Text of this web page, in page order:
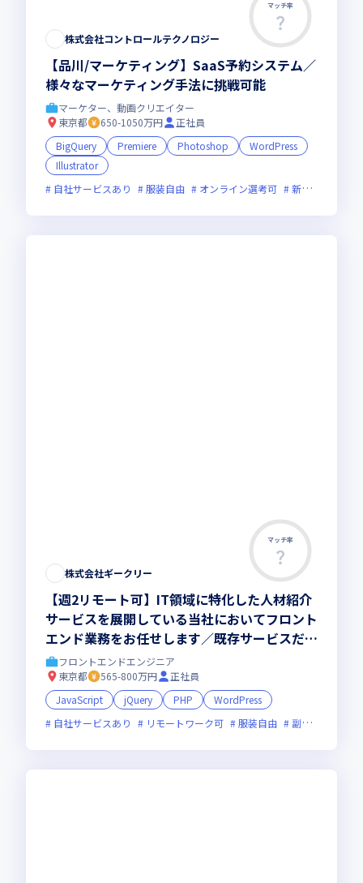
マッチ率
株式会社コントロールテクノロジー
【品川/マーケティング】SaaS予約システム／
様々なマーケティング手法に挑戦可能
マーケター、動画クリエイター
東京都
650-1050万円
正社員
BigQuery
Premiere Photoshop
WordPress
Illustrator
自社サービスあり
服装自由 オンライン選考可 新技術に積極的
マッチ率
株式会社ギークリー
【週2リモート可】IT領域に特化した人材紹介
サービスを展開している当社においてフロント
エンド業務をお任せします／既存サービスだけ
ではなく、新サービスの開発にも携われる機会
があります
フロントエンドエンジニア
東京都
565-800万円
正社員
JavaScript
jQuery PHP
WordPress
自社サービスあり
リモートワーク可 服装自由 副業可